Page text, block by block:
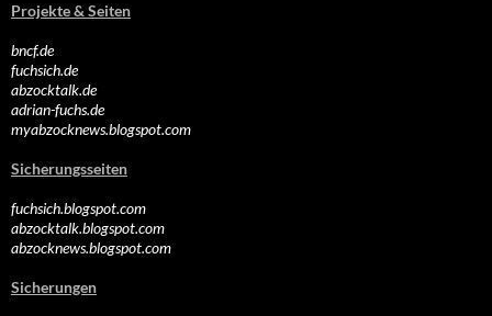
Projekte & Seiten
bncf.de
fuchsich.de
abzocktalk.de
adrian-fuchs.de
myabzocknews.blogspot.com
Sicherungsseiten
fuchsich.blogspot.com
abzocktalk.blogspot.com
abzocknews.blogspot.com
Sicherungen